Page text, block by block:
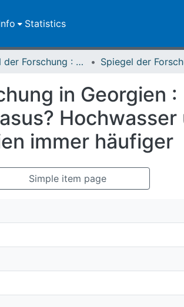
Statistics
Spiegel der Forschung : Wissenschaftsmagazin
in Georgien
Hochwasser
immer häufiger
Simple item page